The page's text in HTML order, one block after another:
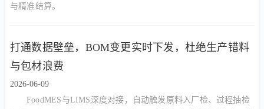
与精准结算。
打通数据壁垒，BOM变更实时下发，杜绝生产错料
与包材浪费
2026-06-09
FoodMES与LIMS深度对接，自动触发原料入厂检、过程抽检